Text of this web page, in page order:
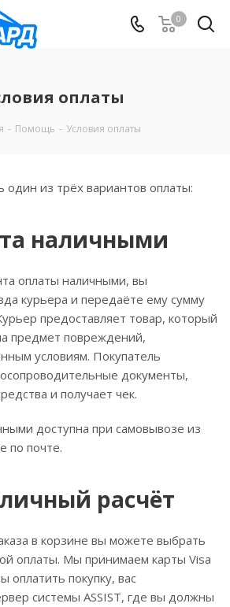
0
оплаты
- Помощь - Условия оплаты
из трёх вариантов оплаты:
наличными
оплаты наличными, вы
курьера и передаёте ему сумму
предоставляет товар, который
предмет повреждений,
условиям. Покупатель
документы,
и получает чек.
доступна при самовывозе из
по почте.
расчёт
в корзине вы можете выбрать
оплаты. Мы принимаем карты Visa
оплатить покупку, вас
системы ASSIST, где вы должны